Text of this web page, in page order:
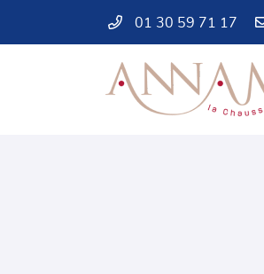
01 30 59 71 17
78550 Houdan
01 30 59 71 17